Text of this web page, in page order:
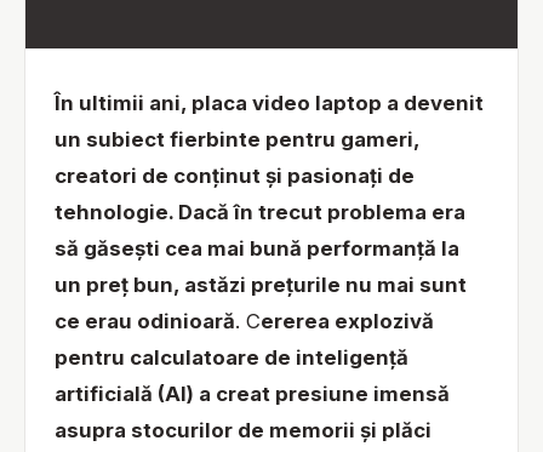
În ultimii ani, placa video laptop a devenit
un subiect fierbinte pentru gameri,
creatori de conținut și pasionați de
tehnologie. Dacă în trecut problema era
să găsești cea mai bună performanță la
un preț bun, astăzi prețurile nu mai sunt
ce erau odinioară. Cererea explozivă
pentru calculatoare de inteligență
artificială (AI) a creat presiune imensă
asupra stocurilor de memorii și plăci